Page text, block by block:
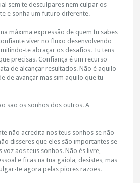
sem te desculpares nem culpar os
e sonha um futuro diferente.
máxima expressão de quem tu sabes
viver no fluxo desenvolvendo
te abraçar os desafios. Tu tens
precisas. Confiança é um recurso
de alcançar resultados. Não é aquilo
de avançar mas sim aquilo que tu
são os sonhos dos outros. A
não acredita nos teus sonhos se não
disseres que eles são importantes se
voz aos teus sonhos. Não és livre,
e ficas na tua gaiola, desistes, mas
te agora pelas piores razões.